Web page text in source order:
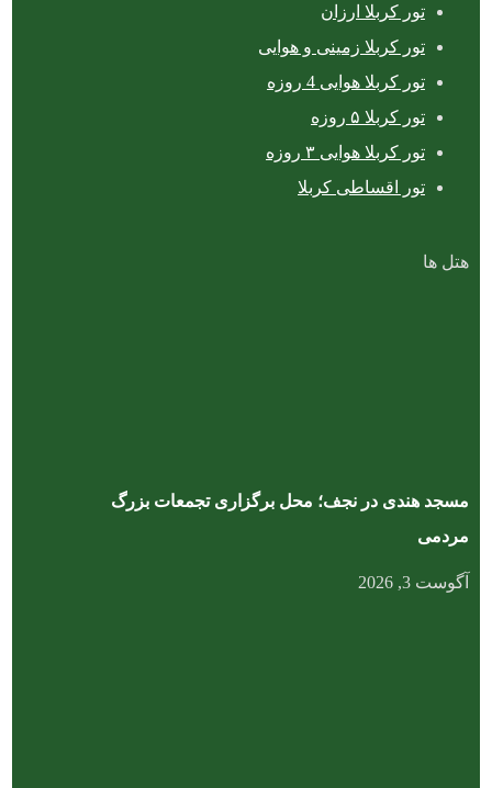
تور کربلا ارزان
تور کربلا زمینی و هوایی
تور کربلا هوایی 4 روزه
تور کربلا ۵ روزه
تور کربلا هوایی ۳ روزه
تور اقساطی کربلا
هتل ها
مسجد هندی در نجف؛ محل برگزاری تجمعات بزرگ
مردمی
آگوست 3, 2026